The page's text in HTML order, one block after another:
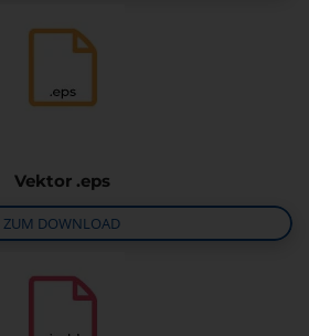
Vektor .eps
ZUM DOWNLOAD